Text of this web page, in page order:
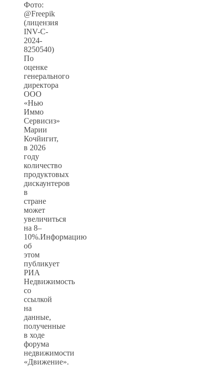
Фото:
@Freepik
(лицензия
INV-C-
2024-
8250540)
По
оценке
генерального
директора
ООО
«Нью
Иммо
Сервисиз»
Марии
Кочйигит,
в 2026
году
количество
продуктовых
дискаунтеров
в
стране
может
увеличиться
на 8–
10%.Информацию
об
этом
публикует
РИА
Недвижимость
со
ссылкой
на
данные,
полученные
в ходе
форума
недвижимости
«Движение».